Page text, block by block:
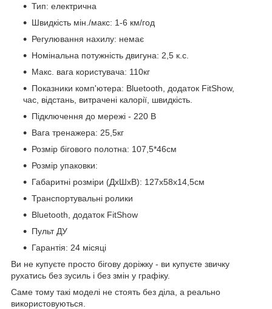
Тип: електрична
Швидкість мін./макс: 1-6 км/год
Регулювання нахилу: немає
Номінальна потужність двигуна: 2,5 к.с.
Макс. вага користувача: 110кг
Показники комп'ютера: Bluetooth, додаток FitShow,
час, відстань, витрачені калорії, швидкість.
Підключення до мережі - 220 В
Вага тренажера: 25,5кг
Розмір бігового полотна: 107,5*46см
Розмір упаковки:
Габаритні розміри (ДхШхВ): 127х58х14,5см
Транспортувальні ролики
Bluetooth, додаток FitShow
Пульт ДУ
Гарантія: 24 місяці
Ви не купуєте просто бігову доріжку - ви купуєте звичку
рухатись без зусиль і без змін у графіку.
Саме тому такі моделі не стоять без діла, а реально
використовуються.